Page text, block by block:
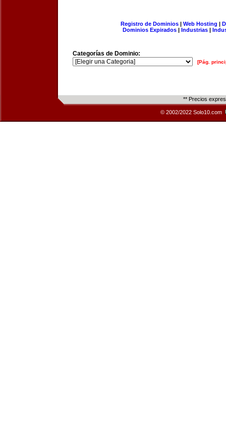
Registro de Dominios| Web Hosting |
Dominios Expirados | Industrias |
Categorías de Dominio:
[Pág.
** Precios
© 2002/2022 Solo10.com